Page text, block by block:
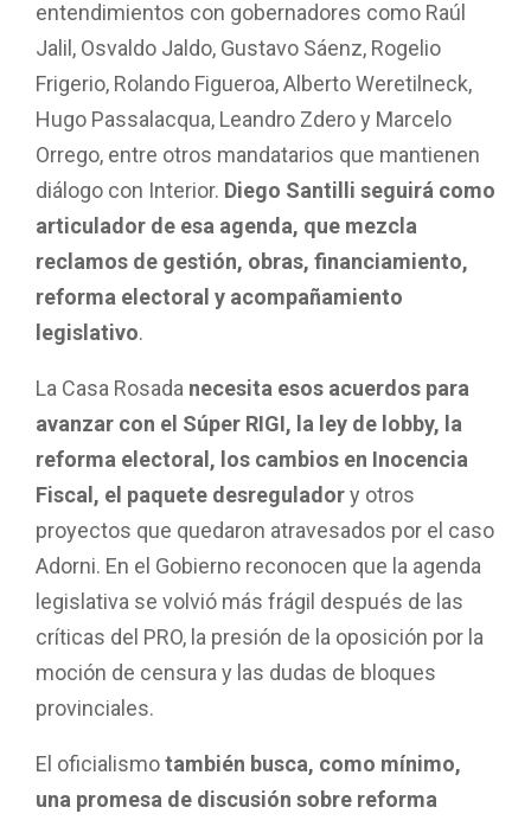
entendimientos con gobernadores como Raúl
Jalil, Osvaldo Jaldo, Gustavo Sáenz, Rogelio
Frigerio, Rolando Figueroa, Alberto Weretilneck,
Hugo Passalacqua, Leandro Zdero y Marcelo
Orrego, entre otros mandatarios que mantienen
diálogo con Interior. Diego Santilli seguirá como
articulador de esa agenda, que mezcla
reclamos de gestión, obras, financiamiento,
reforma electoral y acompañamiento
legislativo.
La Casa Rosada necesita esos acuerdos para
avanzar con el Súper RIGI, la ley de lobby, la
reforma electoral, los cambios en Inocencia
Fiscal, el paquete desreguladory otros
proyectos que quedaron atravesados por el caso
Adorni. En el Gobierno reconocen que la agenda
legislativa se volvió más frágil después de las
críticas del PRO, la presión de la oposición por la
moción de censura y las dudas de bloques
provinciales.
El oficialismotambién busca, como mínimo,
una promesa de discusión sobre reforma